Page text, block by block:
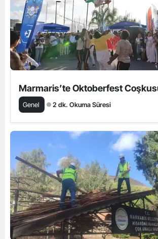
Marmaris’te Oktoberfest
Genel 2 dk. Okuma Süresi